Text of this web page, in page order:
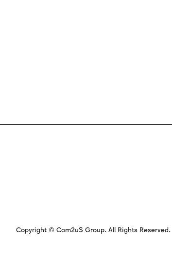
Copyright © Com2uS Group. All Rights Reserved.